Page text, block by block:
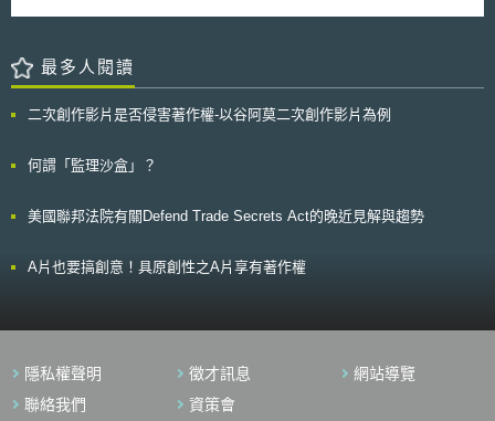
低碰撞頻率，例如：透過先進駕駛輔助系統（Advanced Driver. Assistance
Systems, ADAS）預防或減輕碰撞的影響；或是利用偏離車道警示系統對車
輛進行監控與紀錄，如檢測到車輛偏離車道，則立即向駕駛發出警報。此外
活用自動測速器、依路段環境進行速限等方式，有效控制車輛行駛速度。
活率，並落實交通事故管理，避免事故再次發生。
ENISA）後續進一步分析歐盟發展5G行動通訊所帶來的網路安全威脅。
是5G軟體重要組成部分與5G廣泛的服務和應用等技術創新，以及技術創新
所帶來的安全性更新；(2)供應商：若5G通訊營運業者對供應商過度依賴，
響，包含： 隨著5G網路軟體發展，攻擊者有更多潛在切入點；與軟體有關
容易將惡意軟件植入後門，且難以被發現。 對單一供應商的依賴也會帶來
變措施等。 隨著5G網絡作為許多關鍵資通訊應用的骨幹，對5G網路可用
最大的網路安全挑戰。
最多人閱讀
二次創作影片是否侵害著作權-以谷阿莫二次創作影片為例
何謂「監理沙盒」？
美國聯邦法院有關Defend Trade Secrets Act的晚近見解與趨勢
A片也要搞創意！具原創性之A片享有著作權
隱私權聲明 徵才訊息
網站導覽
聯絡我們
資策會